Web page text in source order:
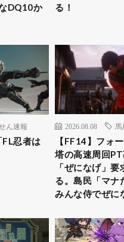
DQ10か
る！
ん速報
FL忍者は
2026.08.08 馬
【FF14】フォ
塔の高速周回
「ぜになげ」
る。島民「マナ
みんな侍でぜに